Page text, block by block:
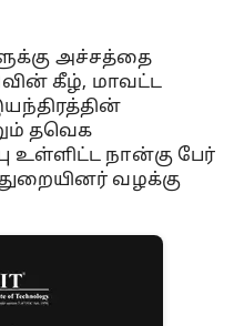
அச்சத்தை
கீழ், மாவட்ட
தவெக
நான்கு பேர்
துறையினர் வழக்கு